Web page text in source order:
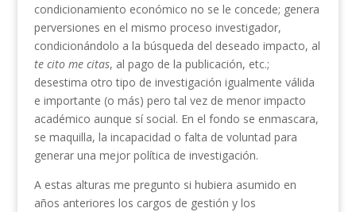
condicionamiento económico no se le concede; genera
perversiones en el mismo proceso investigador,
condicionándolo a la búsqueda del deseado impacto, al
te cito me citas, al pago de la publicación, etc.;
desestima otro tipo de investigación igualmente válida
e importante (o más) pero tal vez de menor impacto
académico aunque sí social. En el fondo se enmascara,
se maquilla, la incapacidad o falta de voluntad para
generar una mejor política de investigación.
A estas alturas me pregunto si hubiera asumido en
años anteriores los cargos de gestión y los